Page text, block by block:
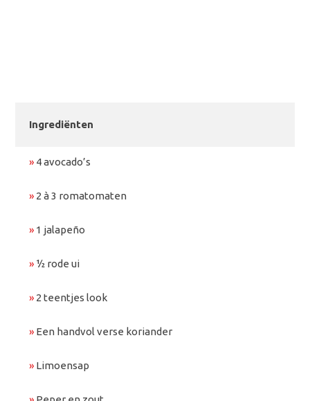
Ingrediënten
» 4 avocado’s
» 2 à 3 romatomaten
» 1 jalapeño
» ½ rode ui
» 2 teentjes look
» Een handvol verse koriander
» Limoensap